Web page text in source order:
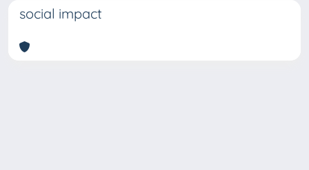
social impact